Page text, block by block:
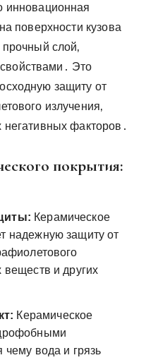
инновационная
поверхности кузова
слой‚
Это
защиту от
излучения‚
негативных факторов․
покрытия:
Керамическое
надежную защиту от
веществ и других
Керамическое
чему вода и грязь